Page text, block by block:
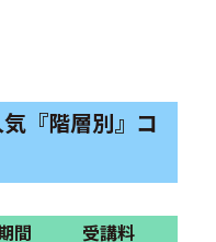
『階層別』コ
間
受講料